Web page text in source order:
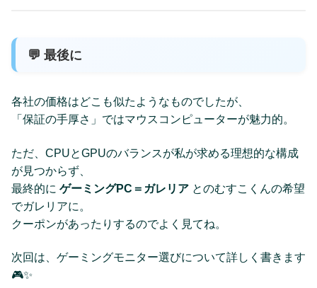
💬 最後に
各社の価格はどこも似たようなものでしたが、
「保証の手厚さ」ではマウスコンピューターが魅力的。
ただ、CPUとGPUのバランスが私が求める理想的な構成
が見つからず、
最終的に ゲーミングPC＝ガレリア とのむすこくんの希望
でガレリアに。
クーポンがあったりするのでよく見てね。
次回は、ゲーミングモニター選びについて詳しく書きます
🎮✨